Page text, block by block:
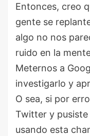
Entonces, creo
gente se
algo no nos
ruido en la
Meternos a
investigarlo y
O sea, si por
Twitter y pusiste
usando esta